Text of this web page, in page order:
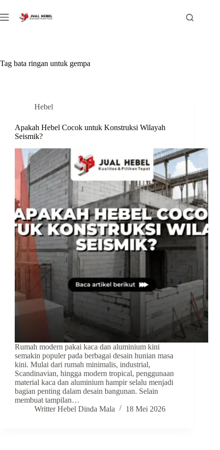
to
content
Tag bata ringan untuk gempa
Hebel
Apakah Hebel Cocok untuk Konstruksi Wilayah
Seismik?
Rumah modern pakai kaca dan aluminium kini
semakin populer pada berbagai desain hunian masa
kini. Mulai dari rumah minimalis, industrial,
Scandinavian, hingga modern tropical, penggunaan
material kaca dan aluminium hampir selalu menjadi
bagian penting dalam desain bangunan. Selain
membuat tampilan…
Writter Hebel Dinda Mala
18 Mei 2026